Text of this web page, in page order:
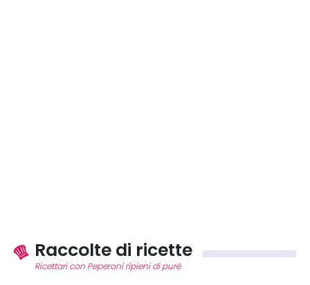
Raccolte di ricette
Ricettari con Peperoni ripieni di purè